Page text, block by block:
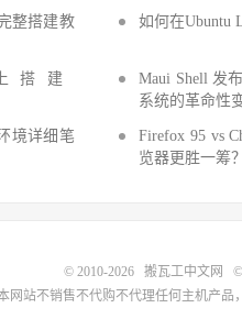
整搭建教
如何在Ubuntu
搭建
Maui Shell 发
系统的革命性
境详细笔
Firefox 95 vs
览器更胜一筹？
© 2010-2026 搬瓦工中文网
网站不销售不代购不代理任何主机产